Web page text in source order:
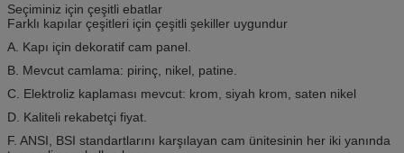
Seçiminiz için çeşitli ebatlar
Farklı kapılar çeşitleri için çeşitli şekiller uygundur
A. Kapı için dekoratif cam panel.
B. Mevcut camlama: pirinç, nikel, patine.
C. Elektroliz kaplaması mevcut: krom, siyah krom, saten nikel
D. Kaliteli rekabetçi fiyat.
F. ANSI, BSI standartlarını karşılayan cam ünitesinin her iki yanında